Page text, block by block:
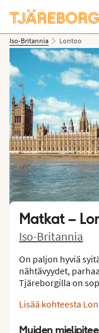
Iso-Britannia Lontoo
Näytä kuvia
Matkat –
Iso-Britannia
On paljon hyviä
nähtävyydet,
Tjäreborgilla on
Lisää kohteesta
Muiden